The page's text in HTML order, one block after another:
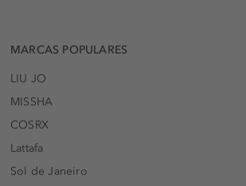
MARCAS POPULARES
LIU JO
MISSHA
COSRX
Lattafa
Sol de Janeiro